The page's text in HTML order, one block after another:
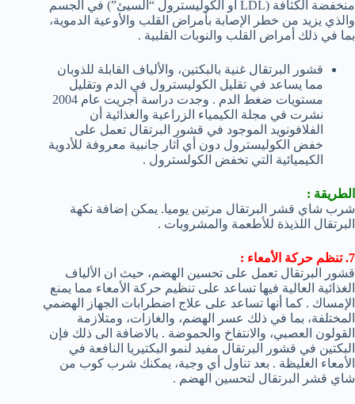
منخفضة الكثافة (LDL أو الكوليسترول “السيئ”) في الجسم
والذي يزيد من خطر الإصابة بأمراض القلب والأوعية الدموية،
بما في ذلك أمراض القلب والنوبات القلبية .
قشور البرتقال غنية بالبكتين، والألياف القابلة للذوبان
مما يساعد في تقليل الكوليسترول في الدم وتقليل
مستويات ضغط الدم . وجدت دراسة أجريت عام 2004
نشرت في مجلة الكيمياء الزراعية والغذائية أن
الفلافونويد الموجود في قشور البرتقال تعمل على
خفض الكوليسترول دون أي آثار جانبية معروفة للأدوية
الكيميائية التي تخفض الكولسترول .
الطريقة :
شرب شاي قشر البرتقال مرتين يوميا. يمكن إضافة نكهة
البرتقال اللذيذة للأطعمة والمشروبات .
7. تنظم حركة الأمعاء :
قشور البرتقال تعمل على تحسين الهضم، حيث ان الألياف
الغذائية العالية فيها تساعد على تنظيم حركة الأمعاء مما يمنع
الإمساك . كما أنها تساعد على علاج اضطرابات الجهاز الهضمي
المختلفة، بما في ذلك عسر الهضم، والغازات، ومتلازمة
القولون العصبي، والانتفاخ والحموضة . بالاضافة الى ذلك فإن
البكتين في قشور البرتقال مفيد لنمو البكتيريا النافعة في
الأمعاء الغليظة . بعد تناول أي وجبة، يمكنك شرب كوب من
شاي قشر البرتقال لتحسين الهضم .